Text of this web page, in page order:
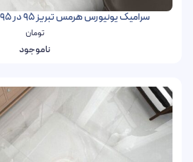
سرامیک یونیورس هرمس تبریز 95 در 95 پرسلان پولیش و مات
تومان
ناموجود